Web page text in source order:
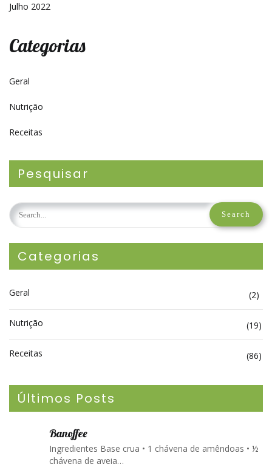
Julho 2022
Categorias
Geral
Nutrição
Receitas
Pesquisar
Categorias
Geral (2)
Nutrição (19)
Receitas (86)
Últimos Posts
Banoffee
Ingredientes Base crua • 1 chávena de amêndoas • ½
chávena de aveia…